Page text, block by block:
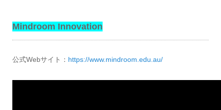
Mindroom Innovation
公式Webサイト： https://www.mindroom.edu.au/